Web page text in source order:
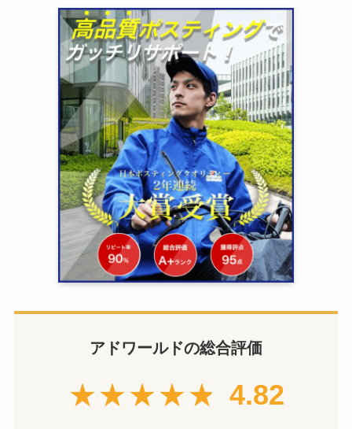
アドワールドの総合評価
★★★★★ 4.82